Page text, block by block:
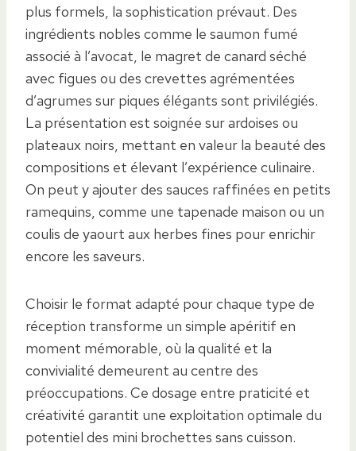
plus formels, la sophistication prévaut. Des
ingrédients nobles comme le saumon fumé
associé à l’avocat, le magret de canard séché
avec figues ou des crevettes agrémentées
d’agrumes sur piques élégants sont privilégiés.
La présentation est soignée sur ardoises ou
plateaux noirs, mettant en valeur la beauté des
compositions et élevant l’expérience culinaire.
On peut y ajouter des sauces raffinées en petits
ramequins, comme une tapenade maison ou un
coulis de yaourt aux herbes fines pour enrichir
encore les saveurs.
Choisir le format adapté pour chaque type de
réception transforme un simple apéritif en
moment mémorable, où la qualité et la
convivialité demeurent au centre des
préoccupations. Ce dosage entre praticité et
créativité garantit une exploitation optimale du
potentiel des mini brochettes sans cuisson.